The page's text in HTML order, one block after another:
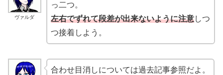
ヴァルダ
っ二つ。
左右でずれて段差が出来ないように注意しつ
つ接着しよう。
合わせ目消しについては過去記事参照だよ。